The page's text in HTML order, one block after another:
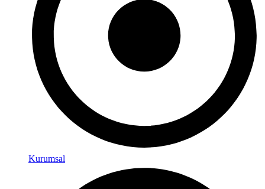
Kurumsal